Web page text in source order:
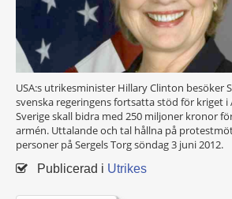
USA:s utrikesminister Hillary Clinton besöker
svenska regeringens fortsatta stöd för kriget
Sverige skall bidra med 250 miljoner kronor
armén. Uttalande och tal hållna på
personer på Sergels Torg söndag 3 juni 2012.
Publicerad i Utrikes